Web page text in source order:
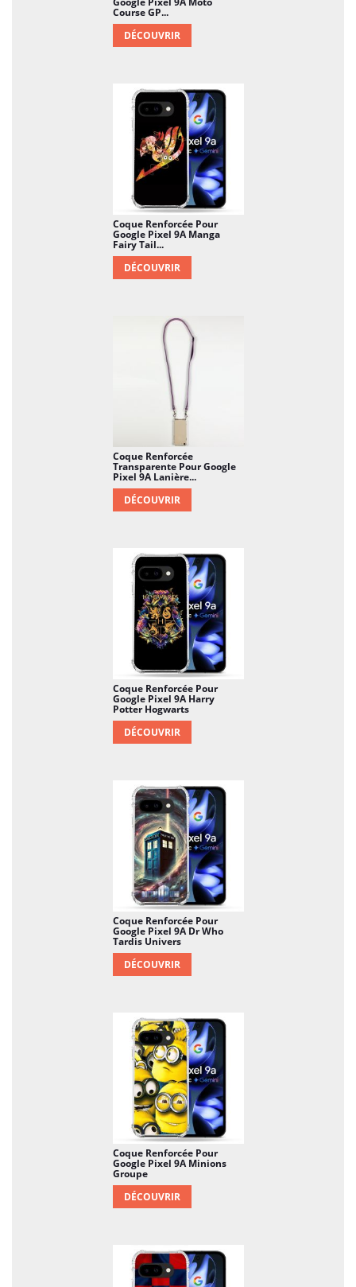
Course GP...
DÉCOUVRIR
Coque Renforcée Pour
Google Pixel 9A Manga
Fairy Tail...
DÉCOUVRIR
Coque Renforcée
Transparente Pour Google
Pixel 9A Lanière...
DÉCOUVRIR
Coque Renforcée Pour
Google Pixel 9A Harry
Potter Hogwarts
DÉCOUVRIR
Coque Renforcée Pour
Google Pixel 9A Dr Who
Tardis Univers
DÉCOUVRIR
Coque Renforcée Pour
Google Pixel 9A Minions
Groupe
DÉCOUVRIR